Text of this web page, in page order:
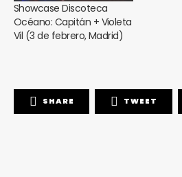
Showcase Discoteca
Océano: Capitán + Violeta
Vil (3 de febrero, Madrid)
SHARE TWEET